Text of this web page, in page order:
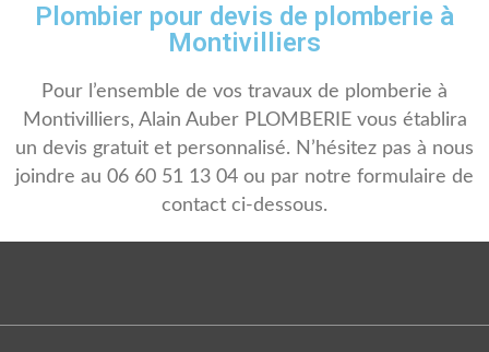
Plombier pour devis de plomberie à
Montivilliers
Pour l’ensemble de vos travaux de plomberie à
Montivilliers, Alain Auber PLOMBERIE vous établira
un devis gratuit et personnalisé. N’hésitez pas à nous
joindre au 06 60 51 13 04 ou par notre formulaire de
contact ci-dessous.